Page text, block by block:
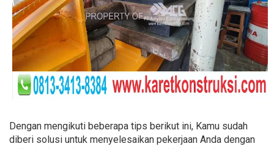
Dengan mengikuti beberapa tips berikut ini, Kamu sudah
diberi solusi untuk menyelesaikan pekerjaan Anda dengan